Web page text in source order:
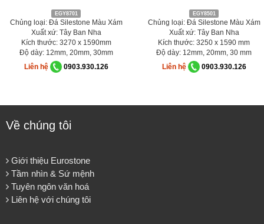
EGY8701
Chủng loại: Đá Silestone Màu Xám
Xuất xứ: Tây Ban Nha
Kích thước: 3270 x 1590mm
Độ dày: 12mm, 20mm, 30mm
Liên hệ
0903.930.126
EGY8501
Chủng loại: Đá Silestone Màu Xám
Xuất xứ: Tây Ban Nha
Kích thước: 3250 x 1590 mm
Độ dày: 12mm, 20mm, 30 mm
Liên hệ
0903.930.126
Về chúng tôi
Giới thiệu Eurostone
Tầm nhìn & Sứ mệnh
Tuyên ngôn văn hoá
Liên hệ với chúng tôi